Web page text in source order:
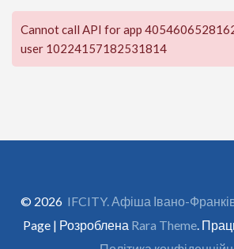
Cannot call API for app
user 10224157182531814
© 2026 IFCITY. Афіша Івано-
Page | Розроблена Rara Theme .